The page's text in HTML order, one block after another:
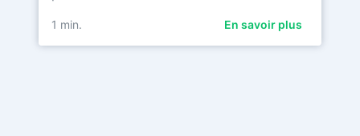
1 min. En savoir plus